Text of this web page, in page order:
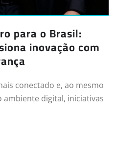
para o Brasil:
inovação com
conectado e, ao mesmo
digital, iniciativas